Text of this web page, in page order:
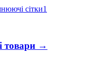
сітки1
товари →